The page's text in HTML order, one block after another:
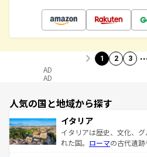
1 2 3
AD
AD
人気の国と地域から探す
イタリア
イタリアは歴史、文化、
れた国。 ローマの古代遺